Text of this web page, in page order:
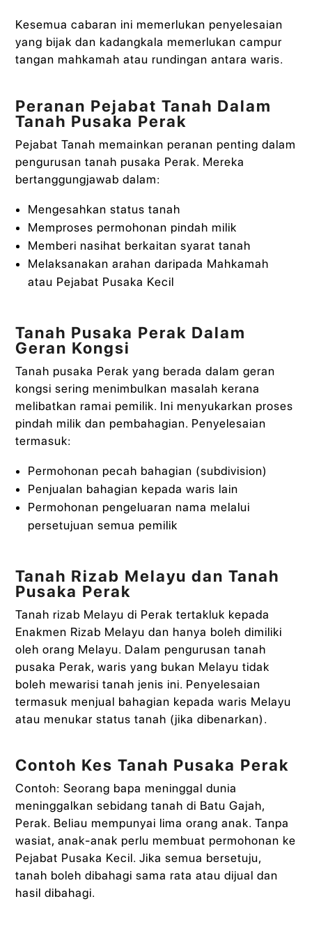
Kesemua cabaran ini memerlukan penyelesaian
yang bijak dan kadangkala memerlukan campur
tangan mahkamah atau rundingan antara waris.
Peranan Pejabat Tanah Dalam
Tanah Pusaka Perak
Pejabat Tanah memainkan peranan penting dalam
pengurusan tanah pusaka Perak. Mereka
bertanggungjawab dalam:
Mengesahkan status tanah
Memproses permohonan pindah milik
Memberi nasihat berkaitan syarat tanah
Melaksanakan arahan daripada Mahkamah
atau Pejabat Pusaka Kecil
Tanah Pusaka Perak Dalam
Geran Kongsi
Tanah pusaka Perak yang berada dalam geran
kongsi sering menimbulkan masalah kerana
melibatkan ramai pemilik. Ini menyukarkan proses
pindah milik dan pembahagian. Penyelesaian
termasuk:
Permohonan pecah bahagian (subdivision)
Penjualan bahagian kepada waris lain
Permohonan pengeluaran nama melalui
persetujuan semua pemilik
Tanah Rizab Melayu dan Tanah
Pusaka Perak
Tanah rizab Melayu di Perak tertakluk kepada
Enakmen Rizab Melayu dan hanya boleh dimiliki
oleh orang Melayu. Dalam pengurusan tanah
pusaka Perak, waris yang bukan Melayu tidak
boleh mewarisi tanah jenis ini. Penyelesaian
termasuk menjual bahagian kepada waris Melayu
atau menukar status tanah (jika dibenarkan).
Contoh Kes Tanah Pusaka Perak
Contoh: Seorang bapa meninggal dunia
meninggalkan sebidang tanah di Batu Gajah,
Perak. Beliau mempunyai lima orang anak. Tanpa
wasiat, anak-anak perlu membuat permohonan ke
Pejabat Pusaka Kecil. Jika semua bersetuju,
tanah boleh dibahagi sama rata atau dijual dan
hasil dibahagi.